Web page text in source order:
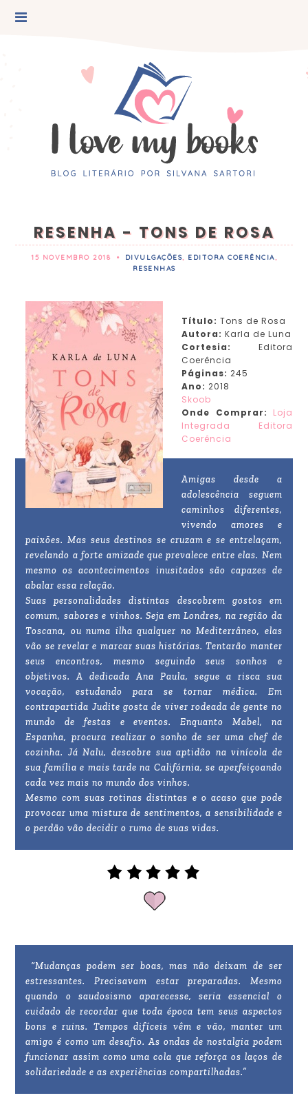
RESENHA - TONS DE ROSA
15 NOVEMBRO 2018 • DIVULGAÇÕES, EDITORA COERÊNCIA,
RESENHAS
Título:Tons de Rosa
Autora: Karla de Luna
Cortesia:
Editora
Coerência
Páginas: 245
Ano: 2018
Skoob
Onde Comprar: Loja
Integrada Editora
Coerência
Amigas desde a
adolescência seguem
caminhos diferentes,
vivendo amores e
paixões. Mas seus destinos se cruzam e se entrelaçam,
revelando a forte amizade que prevalece entre elas. Nem
mesmo os acontecimentos inusitados são capazes de
abalar essa relação.
Suas personalidades distintas descobrem gostos em
comum, sabores e vinhos. Seja em Londres, na região da
Toscana, ou numa ilha qualquer no Mediterrâneo, elas
vão se revelar e marcar suas histórias. Tentarão manter
seus encontros, mesmo seguindo seus sonhos e
objetivos. A dedicada Ana Paula, segue a risca sua
vocação, estudando para se tornar médica. Em
contrapartida Judite gosta de viver rodeada de gente no
mundo de festas e eventos. Enquanto Mabel, na
Espanha, procura realizar o sonho de ser uma chef de
cozinha. Já Nalu, descobre sua aptidão na vinícola de
sua família e mais tarde na Califórnia, se aperfeiçoando
cada vez mais no mundo dos vinhos.
Mesmo com suas rotinas distintas e o acaso que pode
provocar uma mistura de sentimentos, a sensibilidade e
o perdão vão decidir o rumo de suas vidas.
“Mudanças podem ser boas, mas não deixam de ser
estressantes. Precisavam estar preparadas. Mesmo
quando o saudosismo aparecesse, seria essencial o
cuidado de recordar que toda época tem seus aspectos
bons e ruins. Tempos difíceis vêm e vão, manter um
amigo é como um desafio. As ondas de nostalgia podem
funcionar assim como uma cola que reforça os laços de
solidariedade e as experiências compartilhadas.”